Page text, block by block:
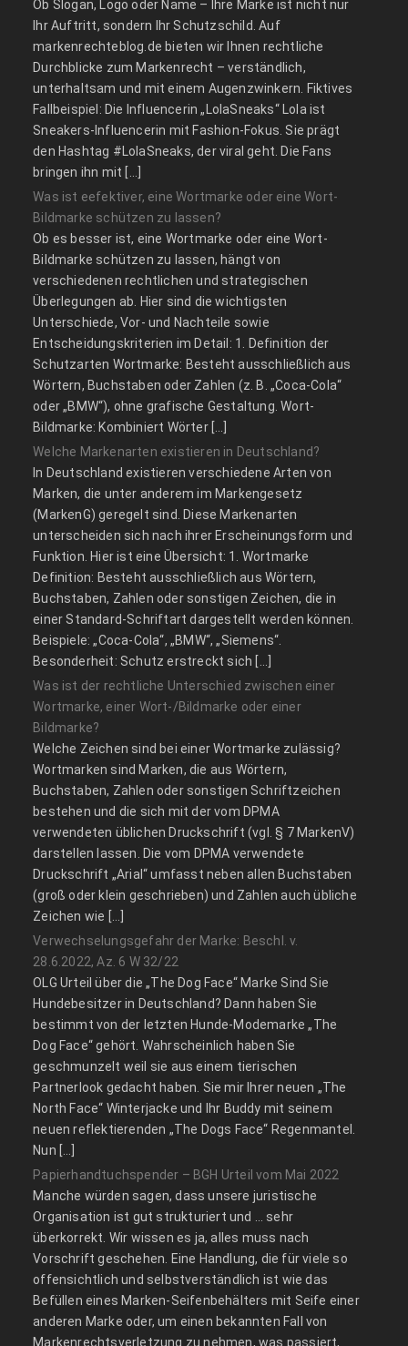
Ob Slogan, Logo oder Name – Ihre Marke ist nicht nur
Ihr Auftritt, sondern Ihr Schutzschild. Auf
markenrechteblog.de bieten wir Ihnen rechtliche
Durchblicke zum Markenrecht – verständlich,
unterhaltsam und mit einem Augenzwinkern. Fiktives
Fallbeispiel: Die Influencerin „LolaSneaks“ Lola ist
Sneakers-Influencerin mit Fashion-Fokus. Sie prägt
den Hashtag #LolaSneaks, der viral geht. Die Fans
bringen ihn mit […]
Was ist eefektiver, eine Wortmarke oder eine Wort-
Bildmarke schützen zu lassen?
Ob es besser ist, eine Wortmarke oder eine Wort-
Bildmarke schützen zu lassen, hängt von
verschiedenen rechtlichen und strategischen
Überlegungen ab. Hier sind die wichtigsten
Unterschiede, Vor- und Nachteile sowie
Entscheidungskriterien im Detail: 1. Definition der
Schutzarten Wortmarke: Besteht ausschließlich aus
Wörtern, Buchstaben oder Zahlen (z. B. „Coca-Cola“
oder „BMW“), ohne grafische Gestaltung. Wort-
Bildmarke: Kombiniert Wörter […]
Welche Markenarten existieren in Deutschland?
In Deutschland existieren verschiedene Arten von
Marken, die unter anderem im Markengesetz
(MarkenG) geregelt sind. Diese Markenarten
unterscheiden sich nach ihrer Erscheinungsform und
Funktion. Hier ist eine Übersicht: 1. Wortmarke
Definition: Besteht ausschließlich aus Wörtern,
Buchstaben, Zahlen oder sonstigen Zeichen, die in
einer Standard-Schriftart dargestellt werden können.
Beispiele: „Coca-Cola“, „BMW“, „Siemens“.
Besonderheit: Schutz erstreckt sich […]
Was ist der rechtliche Unterschied zwischen einer
Wortmarke, einer Wort-/Bildmarke oder einer
Bildmarke?
Welche Zeichen sind bei einer Wortmarke zulässig?
Wortmarken sind Marken, die aus Wörtern,
Buchstaben, Zahlen oder sonstigen Schriftzeichen
bestehen und die sich mit der vom DPMA
verwendeten üblichen Druckschrift (vgl. § 7 MarkenV)
darstellen lassen. Die vom DPMA verwendete
Druckschrift „Arial“ umfasst neben allen Buchstaben
(groß oder klein geschrieben) und Zahlen auch übliche
Zeichen wie […]
Verwechselungsgefahr der Marke: Beschl. v.
28.6.2022, Az. 6 W 32/22
OLG Urteil über die „The Dog Face“ Marke Sind Sie
Hundebesitzer in Deutschland? Dann haben Sie
bestimmt von der letzten Hunde-Modemarke „The
Dog Face“ gehört. Wahrscheinlich haben Sie
geschmunzelt weil sie aus einem tierischen
Partnerlook gedacht haben. Sie mir Ihrer neuen „The
North Face“ Winterjacke und Ihr Buddy mit seinem
neuen reflektierenden „The Dogs Face“ Regenmantel.
Nun […]
Papierhandtuchspender – BGH Urteil vom Mai 2022
Manche würden sagen, dass unsere juristische
Organisation ist gut strukturiert und … sehr
überkorrekt. Wir wissen es ja, alles muss nach
Vorschrift geschehen. Eine Handlung, die für viele so
offensichtlich und selbstverständlich ist wie das
Befüllen eines Marken-Seifenbehälters mit Seife einer
anderen Marke oder, um einen bekannten Fall von
Markenrechtsverletzung zu nehmen, was passiert,